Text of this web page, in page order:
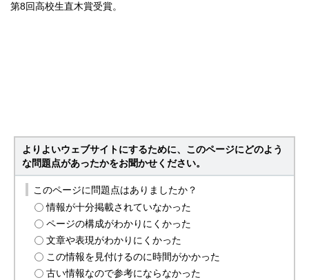
第8回高校生直木賞受賞。
よりよいウェブサイトにするために、このページにどのよう
な問題点があったかをお聞かせください。
このページに問題点はありましたか？
情報が十分掲載されていなかった
ページの構成がわかりにくかった
文章や表現がわかりにくかった
この情報を見付けるのに時間がかかった
古い情報なので参考にならなかった